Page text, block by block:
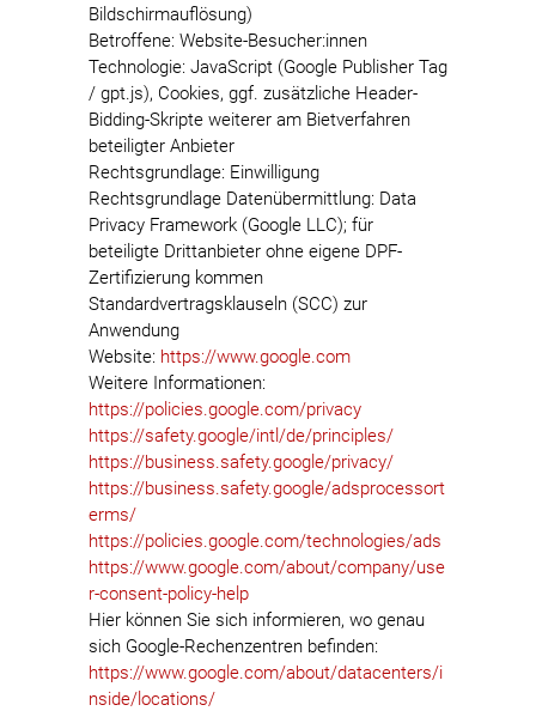
Bildschirmauflösung)
Betroffene: Website-Besucher:innen
Technologie: JavaScript (Google Publisher Tag
/ gpt.js), Cookies, ggf. zusätzliche Header-
Bidding-Skripte weiterer am Bietverfahren
beteiligter Anbieter
Rechtsgrundlage: Einwilligung
Rechtsgrundlage Datenübermittlung: Data
Privacy Framework (Google LLC); für
beteiligte Drittanbieter ohne eigene DPF-
Zertifizierung kommen
Standardvertragsklauseln (SCC) zur
Anwendung
Website: https://www.google.com
Weitere Informationen:
https://policies.google.com/privacy
https://safety.google/intl/de/principles/
https://business.safety.google/privacy/
https://business.safety.google/adsprocessort
erms/
https://policies.google.com/technologies/ads
https://www.google.com/about/company/use
r-consent-policy-help
Hier können Sie sich informieren, wo genau
sich Google-Rechenzentren befinden:
https://www.google.com/about/datacenters/i
nside/locations/